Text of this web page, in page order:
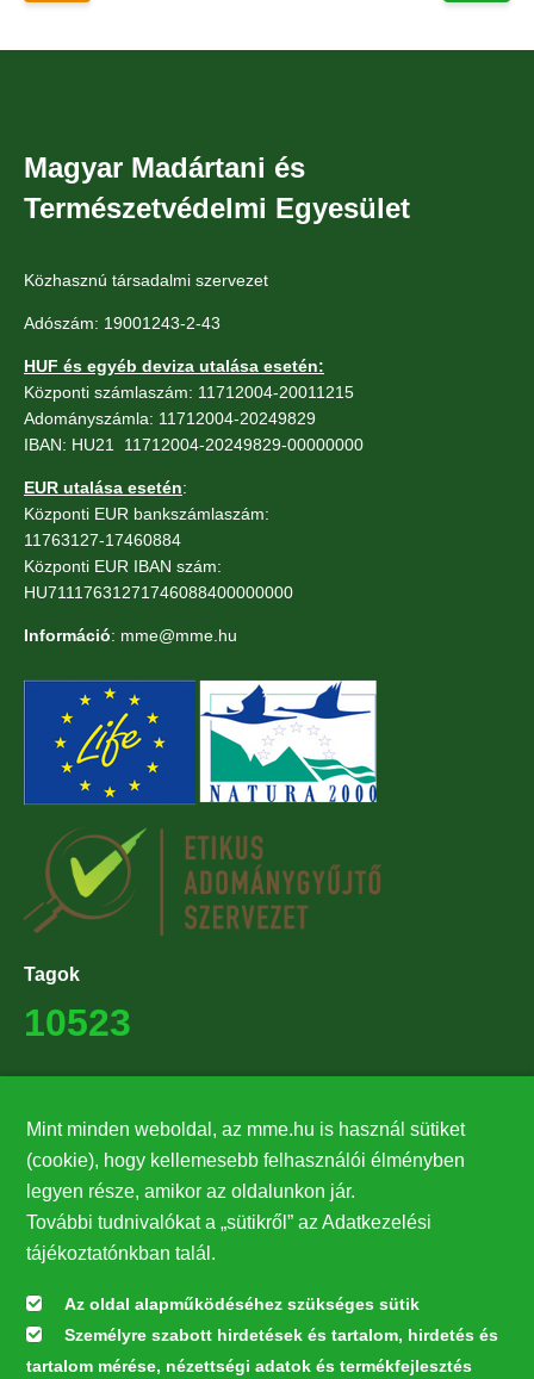
Magyar Madártani és
Természetvédelmi Egyesület
Közhasznú társadalmi szervezet
Adószám: 19001243-2-43
HUF és egyéb deviza utalása esetén:
Központi számlaszám: 11712004-20011215
Adományszámla: 11712004-20249829
IBAN: HU21 11712004-20249829-00000000
EUR utalása esetén:
Központi EUR bankszámlaszám:
11763127-17460884
Központi EUR IBAN szám:
HU71117631271746088400000000
Információ: mme@mme.hu
Tagok
10523
27224
Hírlevél feliratkozás
Értesüljön elsőként legfrissebb híreinkről, eseményeinkről!
Feliratkozás
Mint minden weboldal, az mme.hu is használ sütiket
(cookie), hogy kellemesebb felhasználói élményben
legyen része, amikor az oldalunkon jár.
További tudnivalókat a „sütikről” az Adatkezelési
tájékoztatónkban talál.
Az oldal alapműködéséhez szükséges sütik
Személyre szabott hirdetések és tartalom, hirdetés és
tartalom mérése, nézettségi adatok és termékfejlesztés